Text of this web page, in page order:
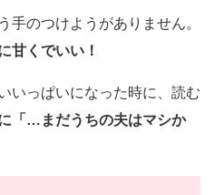
手のつけようがありません。
甘くでいい！
いっぱいになった時に、読む
「…まだうちの夫はマシか